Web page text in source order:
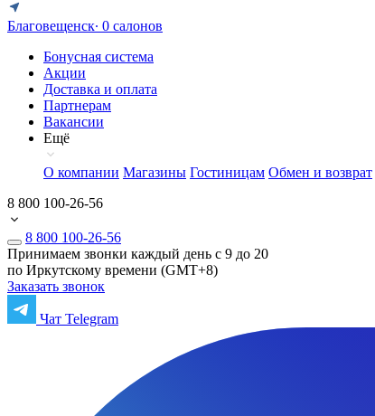
Благовещенск∙ 0 салонов
Бонусная система
Акции
Доставка и оплата
Партнерам
Вакансии
Ещё
О компании Магазины Гостиницам Обмен и возврат
8 800 100-26-56
8 800 100-26-56
Принимаем звонки каждый день с 9 до 20
по Иркутскому времени (GMT+8)
Заказать звонок
Чат Telegram